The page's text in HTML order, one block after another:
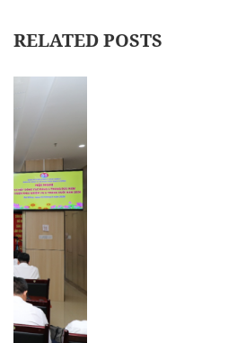
RELATED POSTS